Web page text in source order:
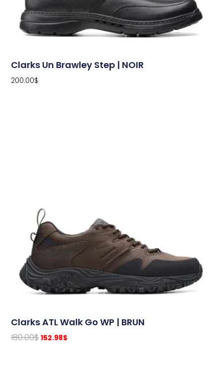
Clarks Un Brawley Step | NOIR
200.00$
Clarks ATL Walk Go WP | BRUN
180.00$ 152.98$